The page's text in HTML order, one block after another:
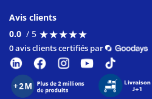
Avis clients
0.0 / 5 ★★★★★
★★★★★
0 avis clients certifiés par